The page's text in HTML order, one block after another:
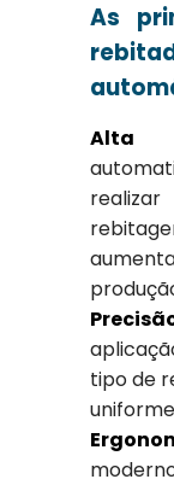
As
Alta
tipo de